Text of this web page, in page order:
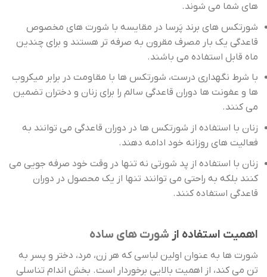
های شما می شوند.
شورتکس های برند پَرسا در مقایسه با شورت های مخصوص
قاعدگی یک بار مصرف مقرون به صرفه تر هستند و برای چندین
ماه قابل استفاده می باشند.
با شرط نگهداری درست، شورتکس ها با مقاومت در برابر میکروب
ها و عفونت ها دوران قاعدگی سالم را برای زنان و دختران تضمین
می کنند.
زنان با استفاده از شورتکس ها در دوران قاعدگی می توانند به
فعالیت های روزانه خود ادامه دهند.
زنان با استفاده از پد شورتی نه تنها در وقت خود صرفه جویی می
کنند بلکه به راحتی می توانند تنها از یک محصول در دوران
قاعدگی استفاده کنند.
اهمیت استفاده از شورت های ساده
شورت ها به عنوان اولین لباسی که هر زن، مرد، دختر و پسر به
تن می کند، از اهمیت بالایی برخوردار است. بخش اندام تناسلی